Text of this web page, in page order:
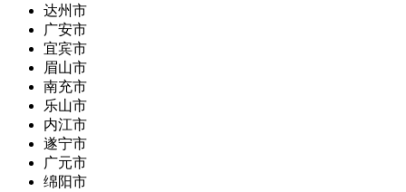
达州市
广安市
宜宾市
眉山市
南充市
乐山市
内江市
遂宁市
广元市
绵阳市